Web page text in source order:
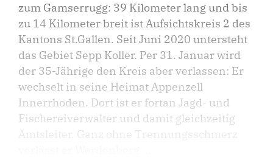
zum Gamserrugg: 39 Kilometer lang und bis
zu 14 Kilometer breit ist Aufsichtskreis 2 des
Kantons St.Gallen. Seit Juni 2020 untersteht
das Gebiet Sepp Koller. Per 31. Januar wird
der 35-Jährige den Kreis aber verlassen: Er
wechselt in seine Heimat Appenzell
Innerrhoden. Dort ist er fortan Jagd- und
Fischereiverwalter und damit gleichzeitig
Amtsleiter. Ganz ohne Trennungsschmerz